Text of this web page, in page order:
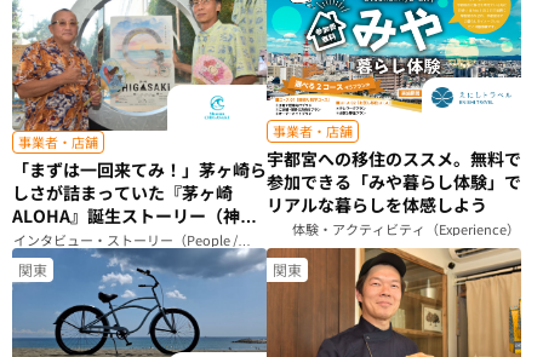
事業者・店舗
「まずは一回来てみ！」茅ヶ崎ら
しさが詰まっていた『茅ヶ崎
ALOHA』誕生ストーリー（神奈
川県）
インタビュー・ストーリー（People /
Story）
事業者・店舗
宇都宮への移住のススメ。無料で
参加できる「みや暮らし体験」で
リアルな暮らしを体感しよう
体験・アクティビティ（Experience）
関東 関東